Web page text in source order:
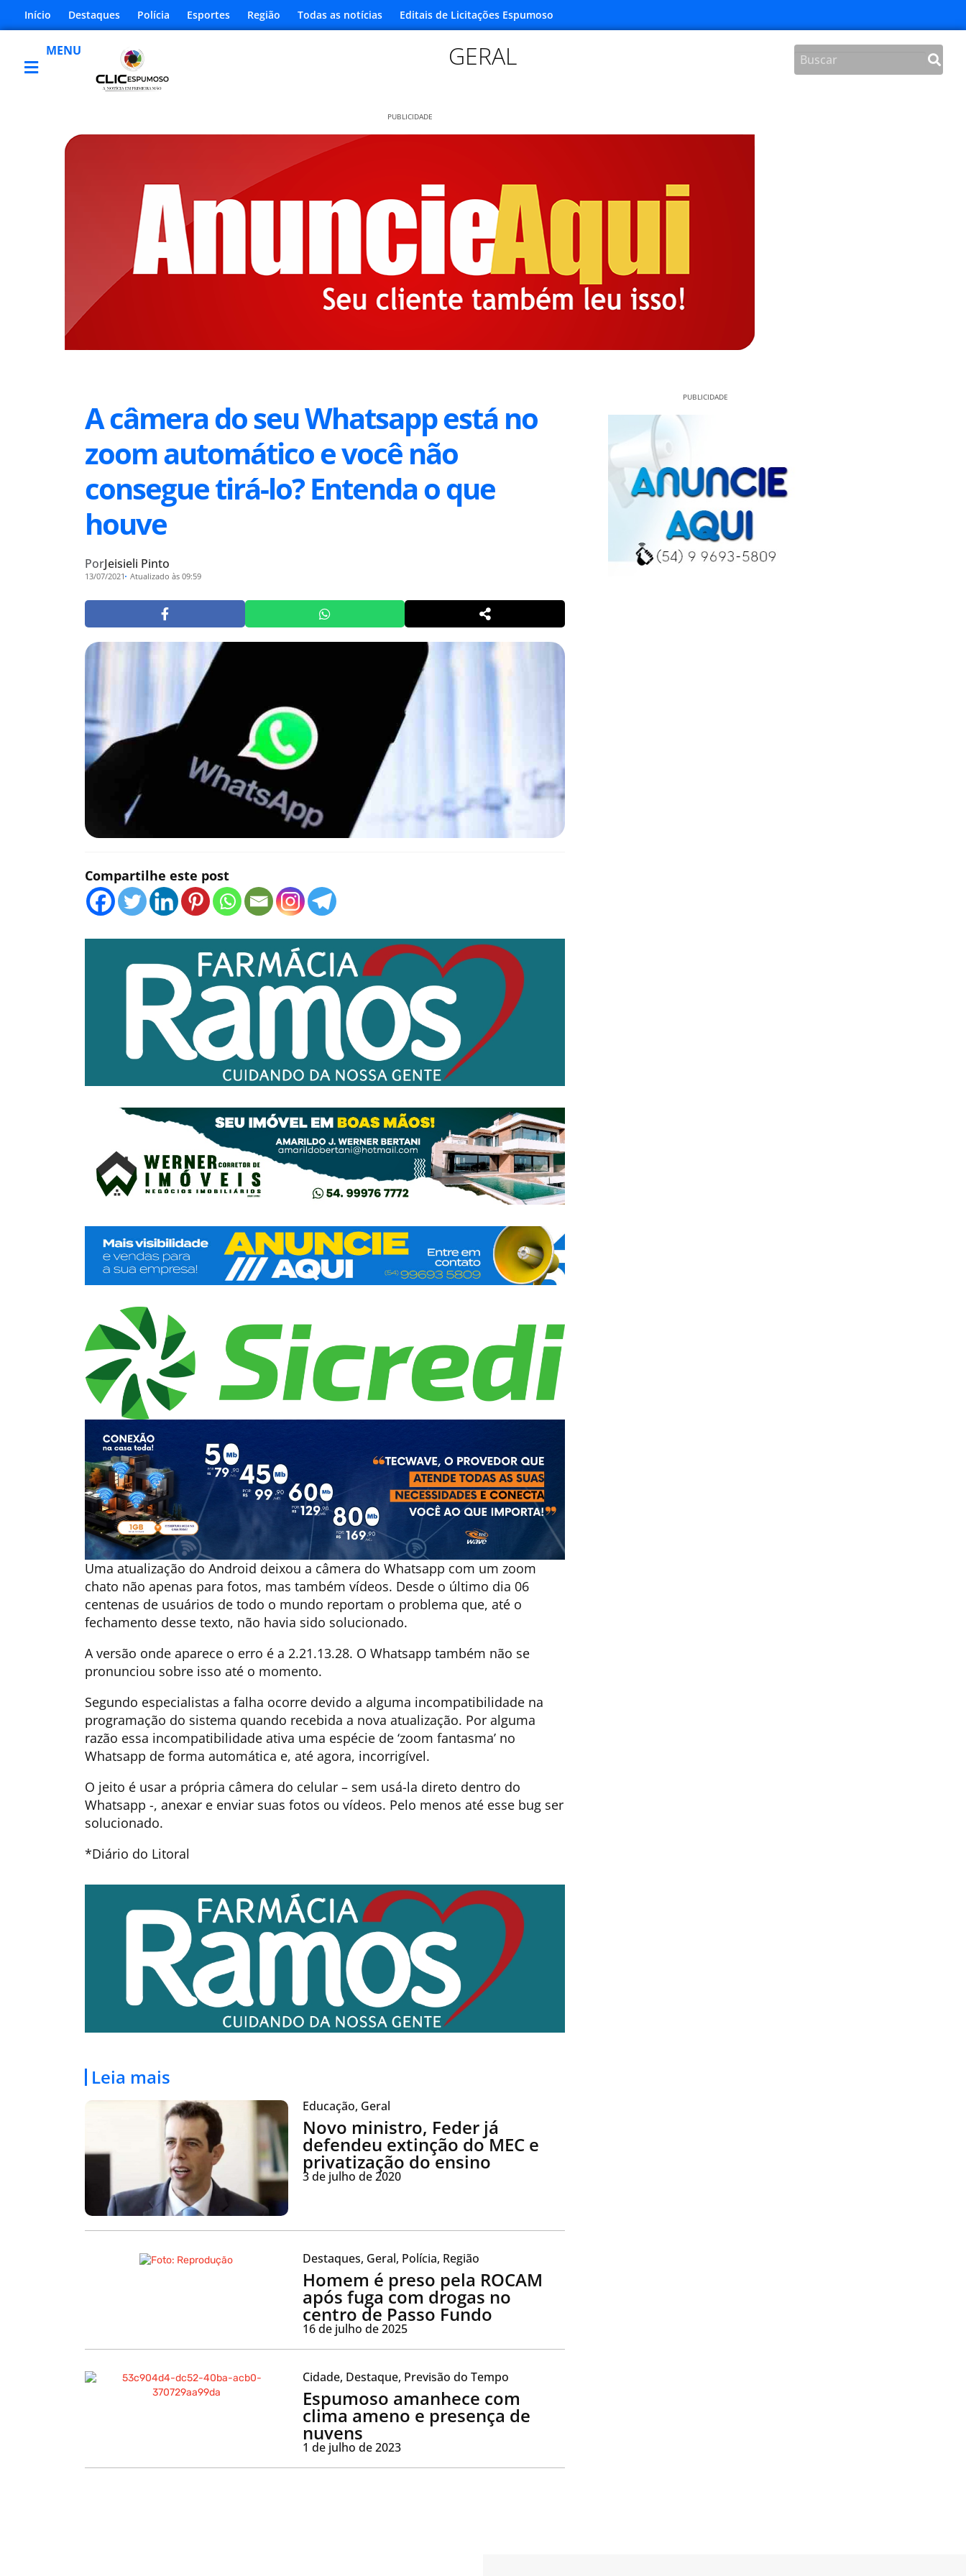
Início Destaques Polícia Esportes Região Todas as notícias Editais de Licitações Espumoso
MENU GERAL
PUBLICIDADE
A câmera do seu Whatsapp está no
zoom automático e você não
consegue tirá-lo? Entenda o que
houve
PorJeisieli Pinto
13/07/2021 Atualizado às 09:59
Compartilhe este post
Uma atualização do Android deixou a câmera do Whatsapp com um zoom
chato não apenas para fotos, mas também vídeos. Desde o último dia 06
centenas de usuários de todo o mundo reportam o problema que, até o
fechamento desse texto, não havia sido solucionado.
A versão onde aparece o erro é a 2.21.13.28. O Whatsapp também não se
pronunciou sobre isso até o momento.
Segundo especialistas a falha ocorre devido a alguma incompatibilidade na
programação do sistema quando recebida a nova atualização. Por alguma
razão essa incompatibilidade ativa uma espécie de ‘zoom fantasma’ no
Whatsapp de forma automática e, até agora, incorrigível.
O jeito é usar a própria câmera do celular – sem usá-la direto dentro do
Whatsapp -, anexar e enviar suas fotos ou vídeos. Pelo menos até esse bug ser
solucionado.
*Diário do Litoral
Leia mais
Educação, Geral
Novo ministro, Feder já
defendeu extinção do MEC e
privatização do ensino
3 de julho de 2020
Destaques, Geral, Polícia, Região
Homem é preso pela ROCAM
após fuga com drogas no
centro de Passo Fundo
16 de julho de 2025
Cidade, Destaque, Previsão do Tempo
Espumoso amanhece com
clima ameno e presença de
nuvens
1 de julho de 2023
PUBLICIDADE